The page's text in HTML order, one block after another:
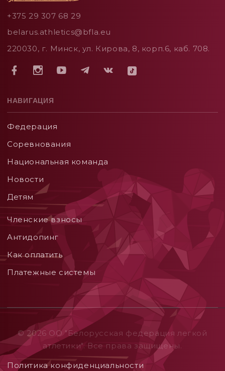
+375 29 307 68 29
belarus.athletics@bfla.eu
220030, г. Минск, ул. Кирова, 8, корп.6, каб. 708.
НАВИГАЦИЯ
Федерация
Соревнования
Национальная команда
Новости
Детям
Членские взносы
Aнтидопинг
Как оплатить
Платежные системы
© 2026 ОO "Белорусская федерация легкой
атлетики". Все права защищены.
Политика конфиденциальности